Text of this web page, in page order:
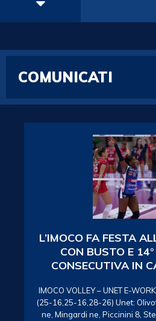
COMUNICATI
L’IMOCO FA FESTA
CON BUSTO E
CONSECUTIVA IN
IMOCO VOLLEY – UNET E-
(25-16,25-16,28-26) Unet:
ne, Mingardi ne, Piccinini 8,